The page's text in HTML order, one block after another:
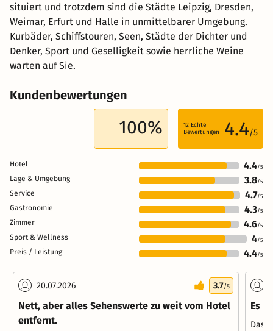
situiert und trotzdem sind die Städte Leipzig, Dresden,
Weimar, Erfurt und Halle in unmittelbarer Umgebung.
Kurbäder, Schiffstouren, Seen, Städte der Dichter und
Denker, Sport und Geselligkeit sowie herrliche Weine
warten auf Sie.
Kundenbewertungen
100% 12 Echte
Bewertungen
4.4/5
Hotel 4.4/5
Lage & Umgebung 3.8/5
Service 4.7/5
Gastronomie 4.3/5
Zimmer 4.6/5
Sport & Wellness 4/5
Preis / Leistung 4.4/5
20.07.2026 3.7/5
Nett, aber alles Sehenswerte zu weit vom Hotel
entfernt.
Es
Das